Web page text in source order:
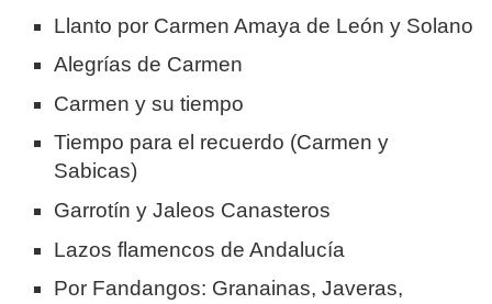
Llanto por Carmen Amaya de León y Solano
Alegrías de Carmen
Carmen y su tiempo
Tiempo para el recuerdo (Carmen y
Sabicas)
Garrotín y Jaleos Canasteros
Lazos flamencos de Andalucía
Por Fandangos: Granainas, Javeras,